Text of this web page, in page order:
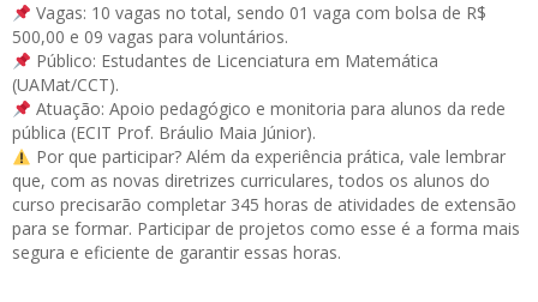
Vagas: 10 vagas no total, sendo 01 vaga com bolsa de R$
500,00 e 09 vagas para voluntários.
Público: Estudantes de Licenciatura em Matemática
(UAMat/CCT).
Atuação: Apoio pedagógico e monitoria para alunos da rede
pública (ECIT Prof. Bráulio Maia Júnior).
Por que participar? Além da experiência prática, vale lembrar
que, com as novas diretrizes curriculares, todos os alunos do
curso precisarão completar 345 horas de atividades de extensão
para se formar. Participar de projetos como esse é a forma mais
segura e eficiente de garantir essas horas.